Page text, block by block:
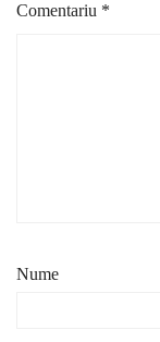
Comentariu *
Nume